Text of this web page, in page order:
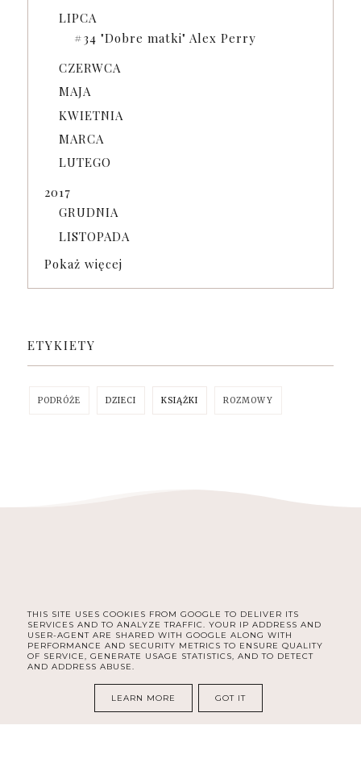
LIPCA
#34 "Dobre matki" Alex Perry
CZERWCA
MAJA
KWIETNIA
MARCA
LUTEGO
2017
GRUDNIA
LISTOPADA
Pokaż więcej
ETYKIETY
PODRÓŻE DZIECI KSIĄŻKI ROZMOWY
INSTAGRAM
COPYRIGHT ©RECENZOWANE.PL
BLOG DESIGN: KAROGRAFIA.PL
THIS SITE USES COOKIES FROM GOOGLE TO DELIVER ITS
SERVICES AND TO ANALYZE TRAFFIC. YOUR IP ADDRESS AND
USER-AGENT ARE SHARED WITH GOOGLE ALONG WITH
PERFORMANCE AND SECURITY METRICS TO ENSURE QUALITY
OF SERVICE, GENERATE USAGE STATISTICS, AND TO DETECT
AND ADDRESS ABUSE.
LEARN MORE GOT IT